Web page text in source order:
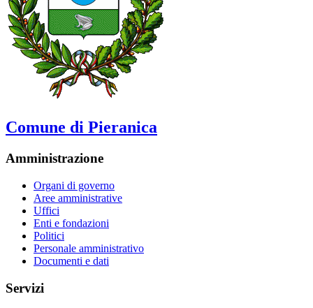
Comune di Pieranica
Amministrazione
Organi di governo
Aree amministrative
Uffici
Enti e fondazioni
Politici
Personale amministrativo
Documenti e dati
Servizi